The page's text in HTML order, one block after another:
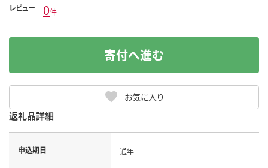
レビュー 0件
お気に入り
寄付へ進む
返礼品詳細
申込期日 通年